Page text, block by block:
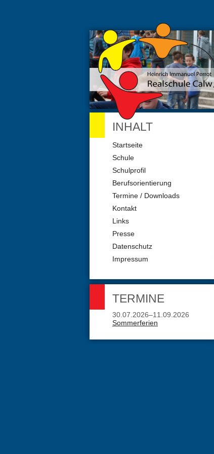
INHALT
Navigation
Startseite
Schule
Schulprofil
Berufsorientierung
Termine / Downloads
Kontakt
Links
Presse
Datenschutz
Impressum
TERMINE
30.07.2026–11.09.2026
Sommerferien